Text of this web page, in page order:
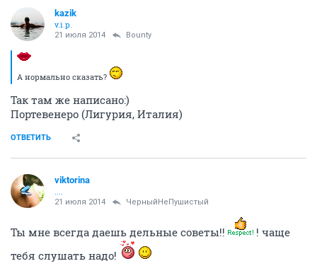
kazik
v.i.p.
21 июля 2014 Bounty
А нормально сказать?
Так там же написано:)
Портевенеро (Лигурия, Италия)
ОТВЕТИТЬ
viktorina
21 июля 2014 ЧерныйНеПушистый
Ты мне всегда даешь дельные советы!!
! чаще
тебя слушать надо!